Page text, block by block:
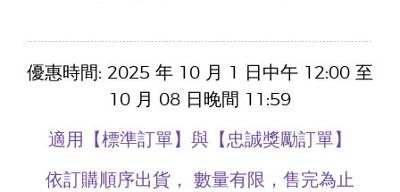
優惠時間: 2025 年 10 月 1 日中午 12:00 至
10 月 08 日晚間 11:59
適用【標準訂單】與【忠誠獎勵訂單】
依訂購順序出貨， 數量有限，售完為止